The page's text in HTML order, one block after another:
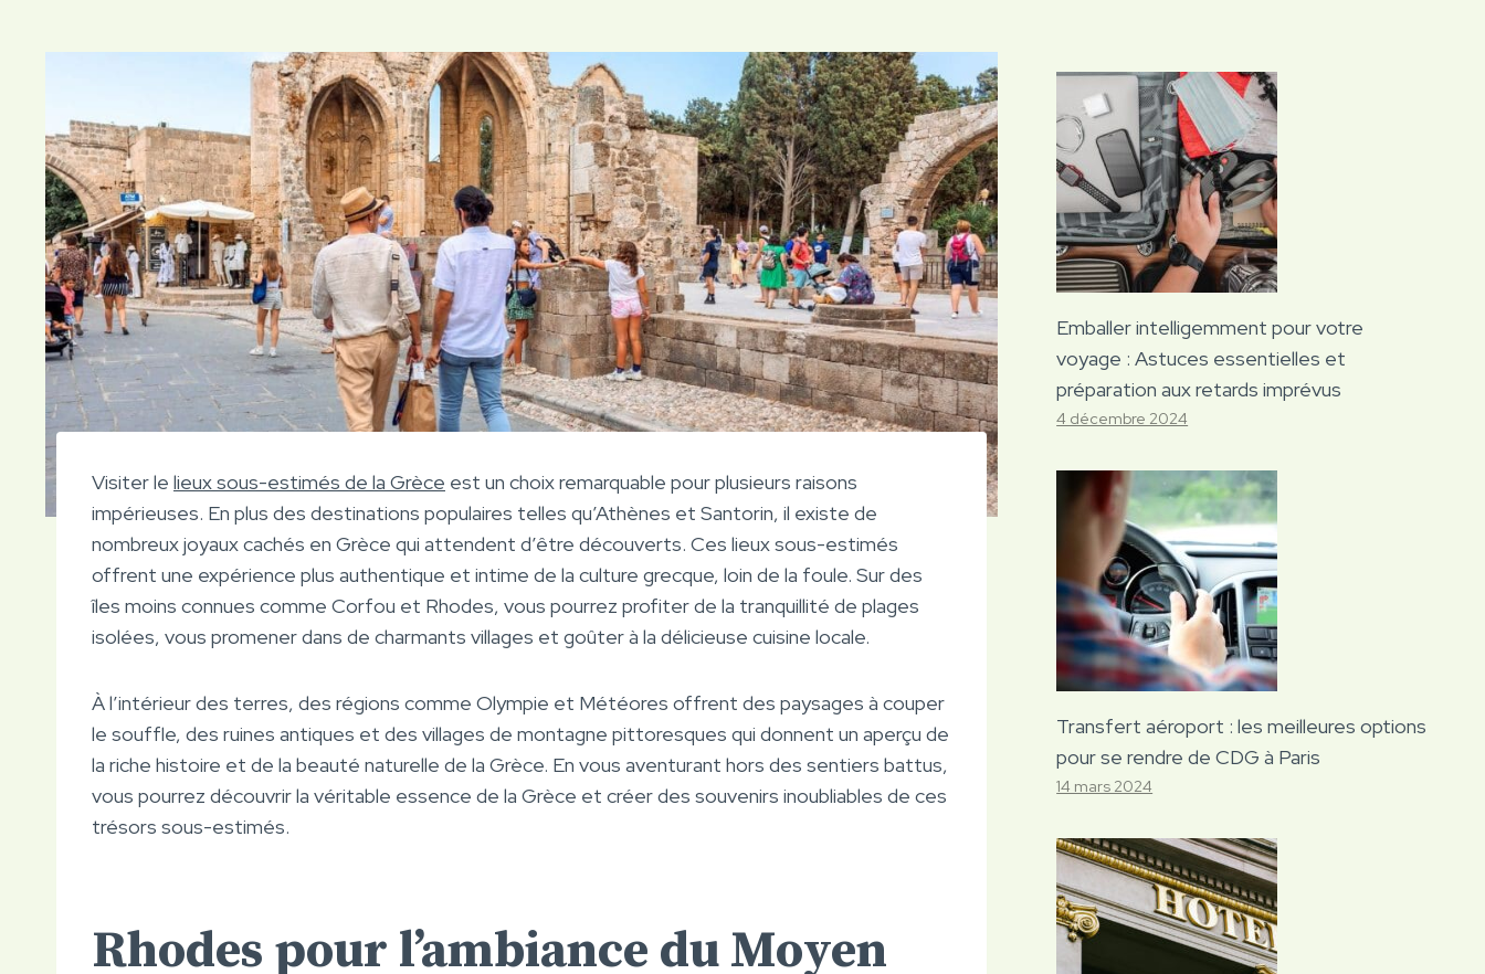
Visiter le lieux sous-estimés de la Grèce est un choix remarquable pour plusieurs raisons
impérieuses. En plus des destinations populaires telles qu’Athènes et Santorin, il existe de
nombreux joyaux cachés en Grèce qui attendent d’être découverts. Ces lieux sous-estimés
offrent une expérience plus authentique et intime de la culture grecque, loin de la foule. Sur des
îles moins connues comme Corfou et Rhodes, vous pourrez profiter de la tranquillité de plages
isolées, vous promener dans de charmants villages et goûter à la délicieuse cuisine locale.
À l’intérieur des terres, des régions comme Olympie et Météores offrent des paysages à couper
le souffle, des ruines antiques et des villages de montagne pittoresques qui donnent un aperçu de
la riche histoire et de la beauté naturelle de la Grèce. En vous aventurant hors des sentiers battus,
vous pourrez découvrir la véritable essence de la Grèce et créer des souvenirs inoubliables de ces
trésors sous-estimés.
Rhodes pour l’ambiance du Moyen
Emballer intelligemment pour votre
voyage : Astuces essentielles et
préparation aux retards imprévus
4 décembre 2024
Transfert aéroport : les meilleures options
pour se rendre de CDG à Paris
14 mars 2024